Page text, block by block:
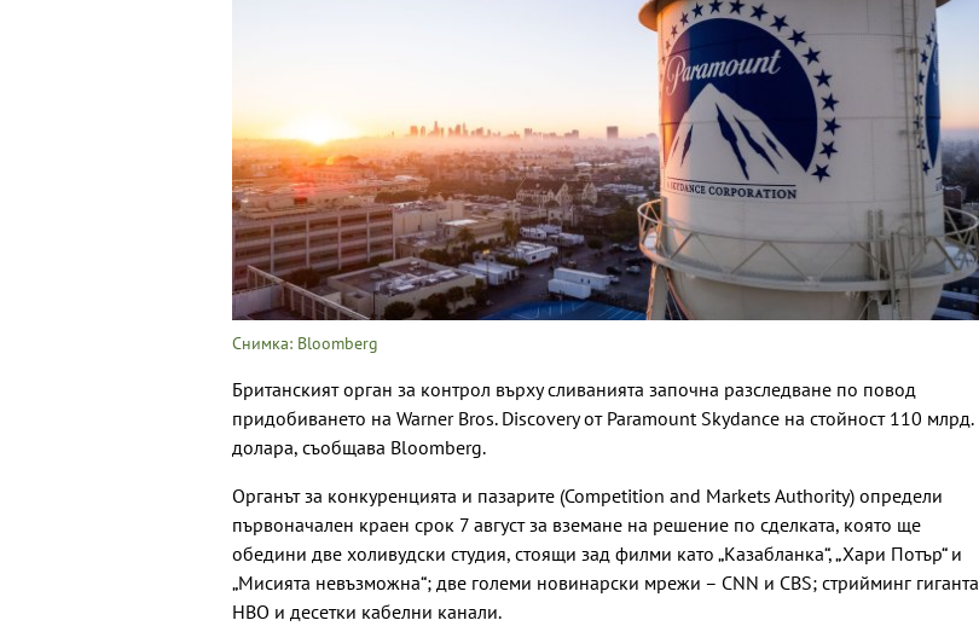
Снимка: Bloomberg
Британският орган за контрол върху сливанията започна разследване по повод
придобиването на Warner Bros. Discovery от Paramount Skydance на стойност 110 млрд.
долара, съобщава Bloomberg.
Органът за конкуренцията и пазарите (Competition and Markets Authority) определи
първоначален краен срок 7 август за вземане на решение по сделката, която ще
обедини две холивудски студия, стоящи зад филми като „Казабланка“, „Хари Потър“ и
„Мисията невъзможна“; две големи новинарски мрежи – CNN и CBS; стрийминг гиганта
HBO и десетки кабелни канали.